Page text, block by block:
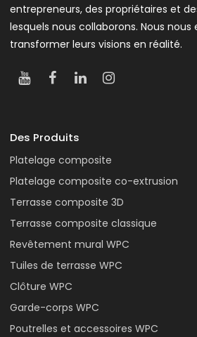
entrepreneurs, des propriétaires et
lesquels nous collaborons. Nous
transformer leurs visions en réalité.
Des Produits
Platelage composite
Platelage composite co-extrusion
Terrasse composite 3D
Terrasse composite classique
Revêtement mural WPC
Tuiles de terrasse WPC
Clôture WPC
Garde-corps WPC
Poutrelles et accessoires WPC